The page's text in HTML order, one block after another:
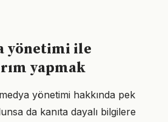
yönetimi ile
yapmak
yönetimi hakkında pek
da kanıta dayalı bilgilere